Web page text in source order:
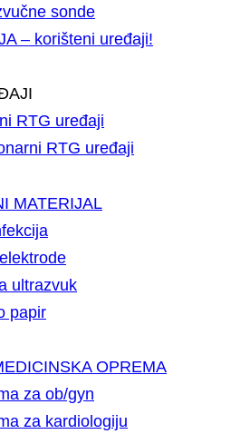
sonde
– korišteni uređaji!
RTG uređaji
RTG uređaji
MATERIJAL
ultrazvuk
papir
OPREMA
za ob/gyn
za kardiologiju